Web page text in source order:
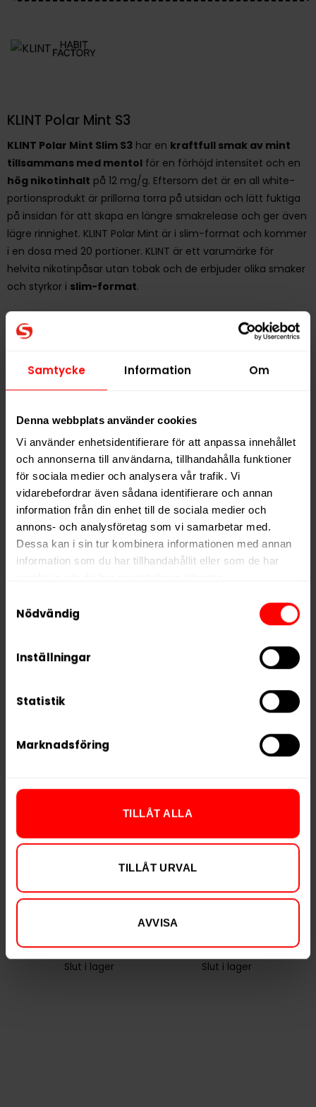
Samtycke Information Om
Denna webbplats använder cookies
Vi använder enhetsidentifierare för att anpassa innehållet
och annonserna till användarna, tillhandahålla funktioner
för sociala medier och analysera vår trafik. Vi
vidarebefordrar även sådana identifierare och annan
information från din enhet till de sociala medier och
annons- och analysföretag som vi samarbetar med.
Dessa kan i sin tur kombinera informationen med annan
information som du har tillhandahållit eller som de har
We work with
who may receive and
Nödvändig
Inställningar
Statistik
Marknadsföring
TILLÅT ALLA
TILLÅT URVAL
AVVISA
KLINT Polar Mint S3
KLINT Polar Mint Slim S3har en kraftfull smak av mint
tillsammans med mentolför en förhöjd intensitet och en
hög nikotinhalt på 12 mg/g. Eftersom det är en all white-
portionsprodukt är prillorna torra på utsidan och lätt fuktiga
på insidan för att skapa en längre smakrelease och ger även
lägre rinnighet. KLINT Polar Mint är i slim-format och kommer
i en dosa med 20 portioner. KLINT är ett varumärke för
helvita nikotinpåsar utan tobak och de erbjuder olika smaker
och styrkor i slim-format.
Hitta alla produkter från
Alla produkter med smaken
Mint
Smak
Mint
Format
Slim
Styrka
Stark
Nikotin per gram
12,0 mg/g
Nikotin per portion
8,4 mg
Nikotin per dosa
168 mg
Portioner per dosa
Varumärke
Slut i lager Slut i lager